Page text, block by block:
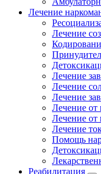
Лечение
Лечение
Лечение
Лечение
Лечение
Лечение
Лечение от
Лечение
Помощь
Реабилитация